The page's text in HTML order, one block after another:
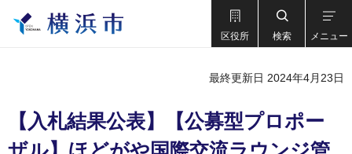
区役所 検索 メニュー
最終更新日 2024年4月23日
【入札結果公表】【公募型プロポー